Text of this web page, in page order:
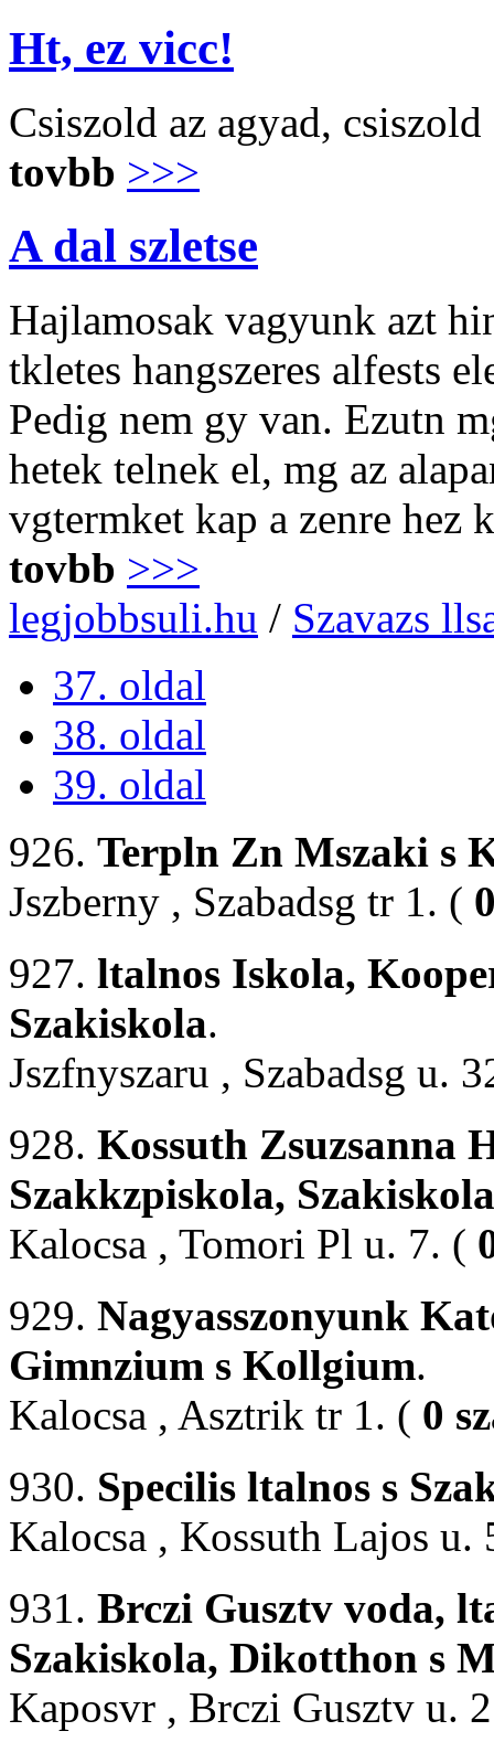
Ht, ez vicc!
Csiszold az agyad,
tovbb >>>
A dal szletse
Hajlamosak vagyunk azt
tkletes hangszeres alfests
Pedig nem gy van. Ezutn
hetek telnek el, mg az
vgtermket kap a zenre hez
tovbb >>>
legjobbsuli.hu / Szavazs
37. oldal
38. oldal
39. oldal
926. Terpln Zn Mszaki s
Jszberny , Szabadsg tr 1. (
927. ltalnos Iskola,
Szakiskola.
Jszfnyszaru , Szabadsg u.
928. Kossuth Zsuzsanna
Szakkzpiskola, Szakiskola
Kalocsa , Tomori Pl u. 7. (
929. Nagyasszonyunk
Gimnzium s Kollgium.
Kalocsa , Asztrik tr 1. ( 0
930. Specilis ltalnos s
Kalocsa , Kossuth Lajos
931. Brczi Gusztv voda,
Szakiskola, Dikotthon s
Kaposvr , Brczi Gusztv u.